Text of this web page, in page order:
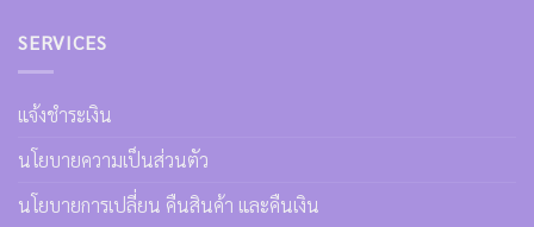
SERVICES
แจ้งชำระเงิน
นโยบายความเป็นส่วนตัว
นโยบายการเปลี่ยน คืนสินค้า และคืนเงิน